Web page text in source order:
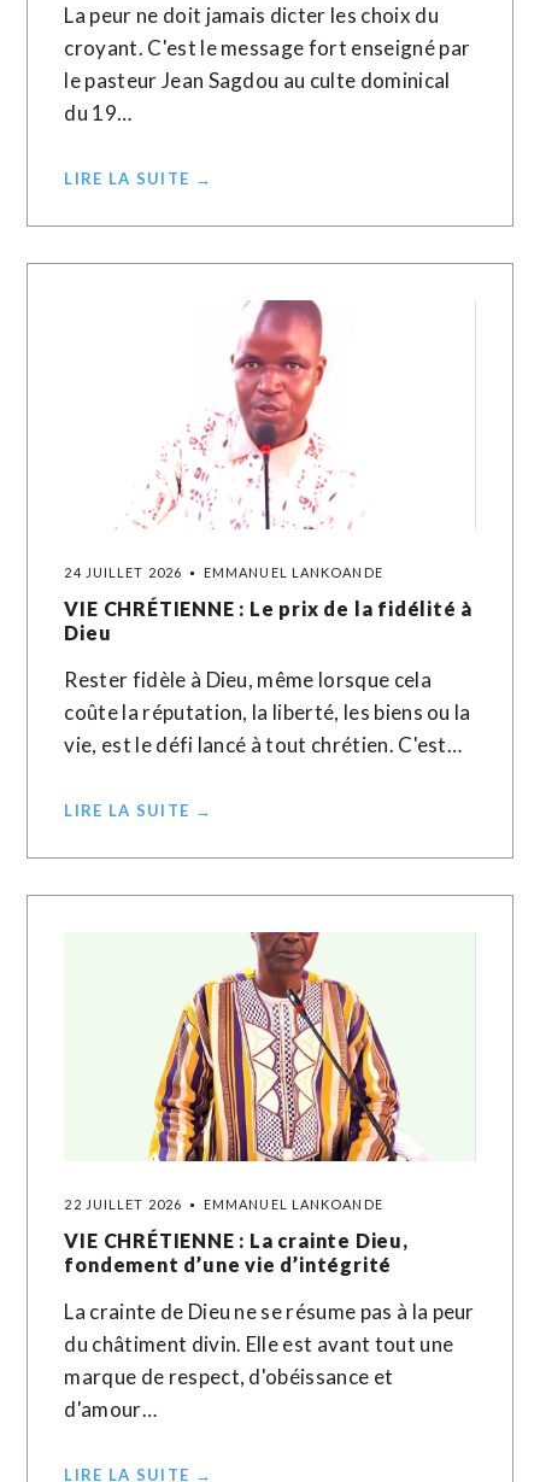
La peur ne doit jamais dicter les choix du
croyant. C'est le message fort enseigné par
le pasteur Jean Sagdou au culte dominical
du 19…
LIRE LA SUITE →
24 JUILLET 2026 EMMANUEL LANKOANDE
VIE CHRÉTIENNE : Le prix de la fidélité à
Dieu
Rester fidèle à Dieu, même lorsque cela
coûte la réputation, la liberté, les biens ou la
vie, est le défi lancé à tout chrétien. C'est…
LIRE LA SUITE →
22 JUILLET 2026 EMMANUEL LANKOANDE
VIE CHRÉTIENNE : La crainte Dieu,
fondement d’une vie d’intégrité
La crainte de Dieu ne se résume pas à la peur
du châtiment divin. Elle est avant tout une
marque de respect, d'obéissance et
d'amour…
LIRE LA SUITE →